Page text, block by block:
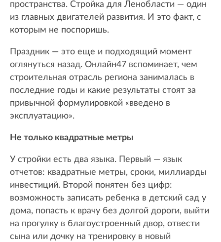
пространства. Стройка для Ленобласти — один
из главных двигателей развития. И это факт, с
которым не поспоришь.
Праздник — это еще и подходящий момент
оглянуться назад. Онлайн47 вспоминает, чем
строительная отрасль региона занималась в
последние годы и какие результаты стоят за
привычной формулировкой «введено в
эксплуатацию».
Не только квадратные метры
У стройки есть два языка. Первый — язык
отчетов: квадратные метры, сроки, миллиарды
инвестиций. Второй понятен без цифр:
возможность записать ребенка в детский сад у
дома, попасть к врачу без долгой дороги, выйти
на прогулку в благоустроенный двор, отвести
сына или дочку на тренировку в новый